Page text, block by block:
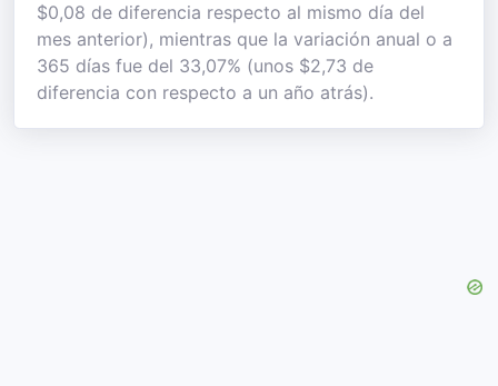
$0,08 de diferencia respecto al mismo día del
mes anterior), mientras que la variación anual o a
365 días fue del 33,07% (unos $2,73 de
diferencia con respecto a un año atrás).